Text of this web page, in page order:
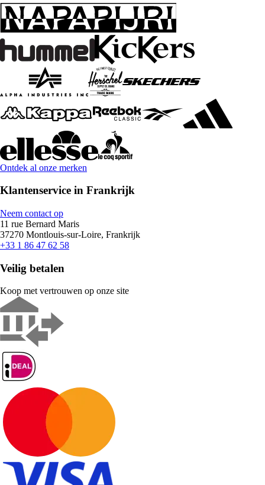
Ontdek al onze merken
Klantenservice in Frankrijk
Neem contact op
11 rue Bernard Maris
37270 Montlouis-sur-Loire, Frankrijk
+33 1 86 47 62 58
Veilig betalen
Koop met vertrouwen op onze site